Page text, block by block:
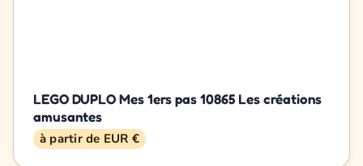
LEGO DUPLO Mes 1ers pas 10865 Les créations
amusantes
à partir de EUR €